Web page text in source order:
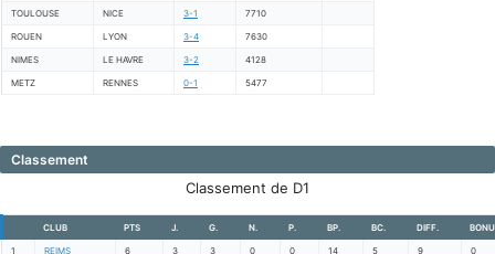
TOULOUSE NICE 3-1 7710
ROUEN LYON 3-4 7630
NIMES LE HAVRE 3-2 4128
METZ RENNES 0-1 5477
Classement
Classement de D1
CLUB PTS J. G. N. P. BP. BC. DIFF.
1 REIMS 6 3 3 0 0 14 5 9 0